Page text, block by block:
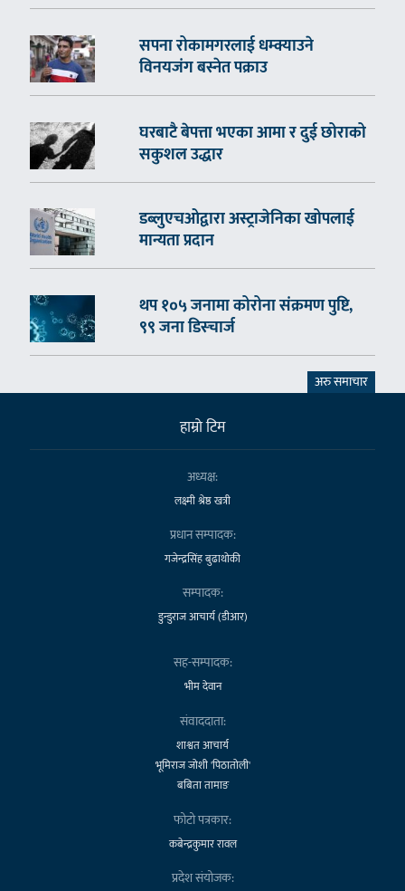
सपना रोकामगरलाई धम्क्याउने
विनयजंग बस्नेत पक्राउ
घरबाटै बेपत्ता भएका आमा र दुई छोराको
सकुशल उद्धार
डब्लुएचओद्वारा अस्ट्राजेनिका खोपलाई
मान्यता प्रदान
थप १०५ जनामा कोरोना संक्रमण पुष्टि,
९९ जना डिस्चार्ज
अरु समाचार
हाम्राे टिम
अध्यक्ष:
लक्ष्मी श्रेष्ठ खत्री
प्रधान सम्पादक:
गजेन्द्रसिंह बुढाथोकी
सम्पादक:
डुन्डुराज आचार्य (डीआर)
सह-सम्पादक:
भीम देवान
संवाददाता:
शाश्वत आचार्य
भूमिराज जोशी 'पिठातोली'
बबिता तामाङ
फोटो पत्रकार:
कबेन्द्रकुमार रावल
प्रदेश संयोजक: